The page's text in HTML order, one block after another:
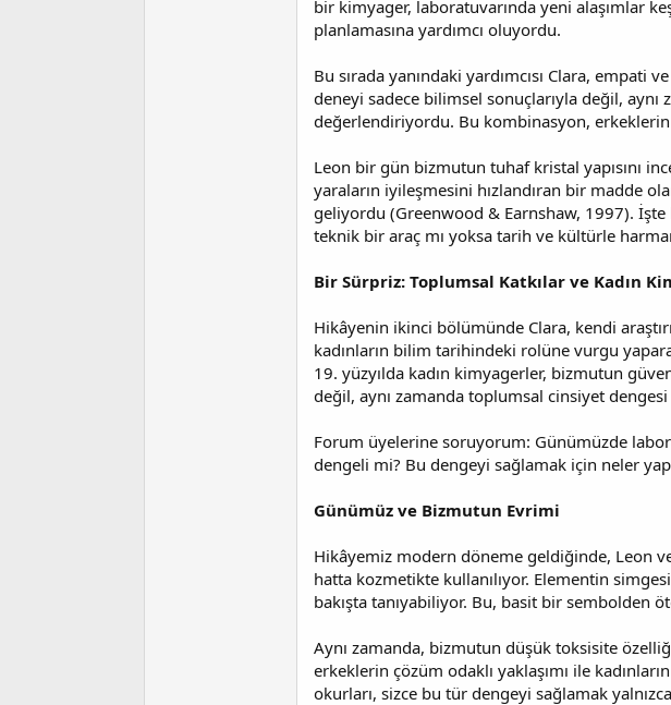
bir kimyager, laboratuvarında yeni alaşımlar
planlamasına yardımcı oluyordu.
Bu sırada yanındaki yardımcısı Clara,
deneyi sadece bilimsel sonuçlarıyla değil,
değerlendiriyordu. Bu kombinasyon, erkeklerin
Leon bir gün bizmutun tuhaf kristal yapısını
yaraların iyileşmesini hızlandıran bir madde
geliyordu (Greenwood & Earnshaw, 1997).
teknik bir araç mı yoksa tarih ve kültürle
Bir Sürpriz: Toplumsal Katkılar ve Kadın
Hikâyenin ikinci bölümünde Clara, kendi
kadınların bilim tarihindeki rolüne vurgu
19. yüzyılda kadın kimyagerler, bizmutun
değil, aynı zamanda toplumsal cinsiyet
Forum üyelerine soruyorum: Günümüzde
dengeli mi? Bu dengeyi sağlamak için neler
Günümüz ve Bizmutun Evrimi
Hikâyemiz modern döneme geldiğinde, Leon ve
hatta kozmetikte kullanılıyor. Elementin
bakışta tanıyabiliyor. Bu, basit bir
Aynı zamanda, bizmutun düşük toksisite
erkeklerin çözüm odaklı yaklaşımı ile
okurları, sizce bu tür dengeyi sağlamak